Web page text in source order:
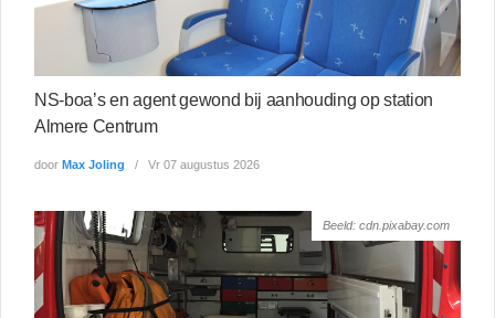
NS-boa’s en agent gewond bij aanhouding op station
Almere Centrum
door Max Joling Vr 07 augustus 2026
Beeld: cdn.pixabay.com